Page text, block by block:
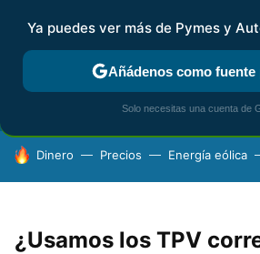
FISCALIDAD Y CONTABILIDAD KIT
HOY SE HABLA DE
Dinero Precios Energía eólica
¿Usamos los TPV
Ya puedes ver más de Pymes y
Añádenos como fuente
Solo necesitas una cuenta de